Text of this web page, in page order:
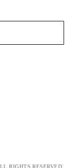
RIGHTS RESERVED.